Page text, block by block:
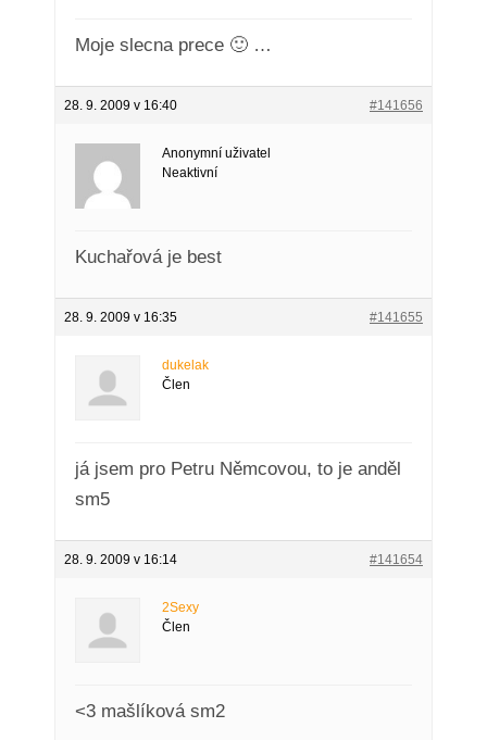
Moje slecna prece 🙂 …
28. 9. 2009 v 16:40 #141656
Anonymní uživatel
Neaktivní
Kuchařová je best
28. 9. 2009 v 16:35 #141655
dukelak
Člen
já jsem pro Petru Němcovou, to je anděl
sm5
28. 9. 2009 v 16:14 #141654
2Sexy
Člen
<3 mašlíková sm2